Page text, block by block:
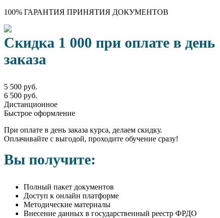
100% ГАРАНТИЯ ПРИНЯТИЯ ДОКУМЕНТОВ
Скидка 1 000 при оплате в день
заказа
5 500 руб.
6 500 руб.
Дистанционное
Быстрое оформление
При оплате в день заказа курса, делаем скидку.
Оплачивайте с выгодой, проходите обучение сразу!
Вы получите:
Полный пакет документов
Доступ к онлайн платформе
Методические материалы
Внесение данных в государственный реестр ФРДО